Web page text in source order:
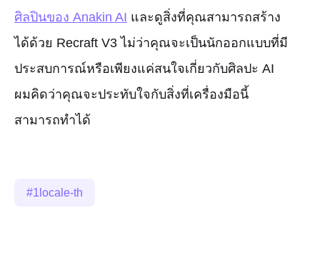
ศิลปินของ Anakin AI และดูสิ่งที่คุณสามารถสร้าง
ได้ด้วย Recraft V3 ไม่ว่าคุณจะเป็นนักออกแบบที่มี
ประสบการณ์หรือเพียงแค่สนใจเกี่ยวกับศิลปะ AI
ผมคิดว่าคุณจะประทับใจกับสิ่งที่เครื่องมือนี้
สามารถทำได้
1locale-th